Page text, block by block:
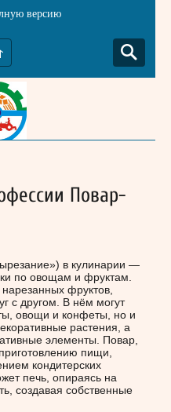
версию
Повар-
в кулинарии —
по овощам и фруктам.
фруктов,
с другом. В нём могут
овощи и конфеты, но и
растения, а
элементы. Повар,
пищи,
кондитерских
печь, опираясь на
создавая собственные